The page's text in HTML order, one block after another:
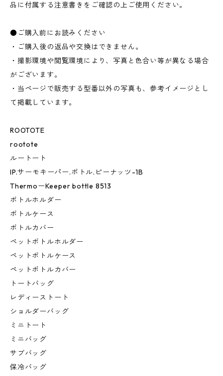
品に付属する注意書きをご確認の上ご使用ください。
●ご購入前にお読みください
・ご購入後の返品や交換はできません。
・撮影環境や閲覧環境により、写真と色合い等が異なる場合
がございます。
・当ページで販売する型番以外の写真も、参考イメージとし
て掲載しています。
ROOTOTE
rootote
ルートート
IP.サーモキーパー.ボトル.ピーナッツ-1B
ThermoーKeeper bottle 8513
ボトルホルダー
ボトルケース
ボトルカバー
ペットボトルホルダー
ペットボトルケース
ペットボトルカバー
トートバッグ
レディーストート
ショルダーバッグ
ミニトート
ミニバッグ
サブバッグ
保冷バッグ